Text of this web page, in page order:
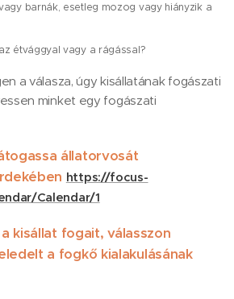
barnák, esetleg mozog vagy hiányzik a
étvággyal vagy a rágással?
a válasza, úgy kisállatának fogászati
minket egy fogászati
állatorvosát
https://focus-
Calendar/1
kisállat fogait, válasszon
a fogkő kialakulásának